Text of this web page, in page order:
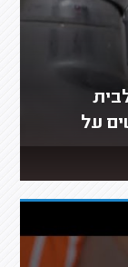
על